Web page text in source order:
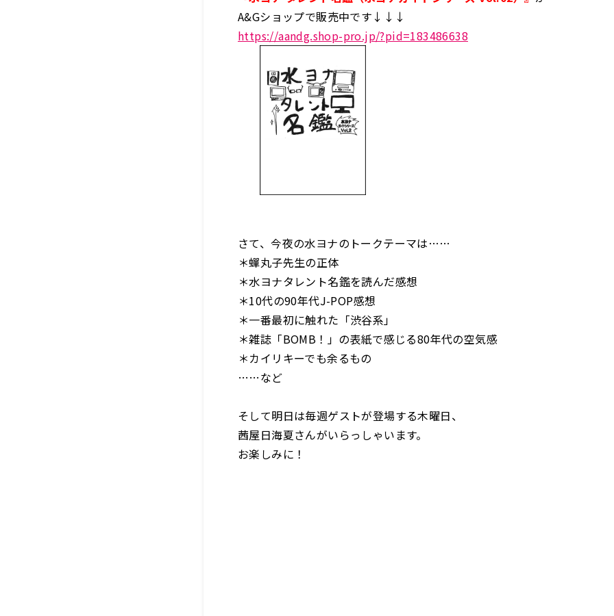
A&Gショップで販売中です↓↓↓
https://aandg.shop-pro.jp/?pid=183486638
さて、今夜の水ヨナのトークテーマは……
＊蟬丸子先生の正体
＊水ヨナタレント名鑑を読んだ感想
＊10代の90年代J-POP感想
＊一番最初に触れた「渋谷系」
＊雑誌「BOMB！」の表紙で感じる80年代の空気感
＊カイリキーでも余るもの
……など
そして明日は毎週ゲストが登場する木曜日、
茜屋日海夏さんがいらっしゃいます。
お楽しみに！